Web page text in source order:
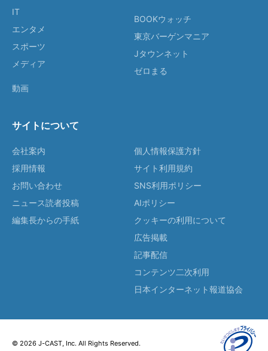
IT
エンタメ
スポーツ
メディア
動画
BOOKウォッチ
東京バーゲンマニア
Jタウンネット
ゼロまる
サイトについて
会社案内
採用情報
お問い合わせ
ニュース読者投稿
編集長からの手紙
個人情報保護方針
サイト利用規約
SNS利用ポリシー
AIポリシー
クッキーの利用について
広告掲載
記事配信
コンテンツ二次利用
日本インターネット報道協会
© 2026 J-CAST, Inc. All Rights Reserved.